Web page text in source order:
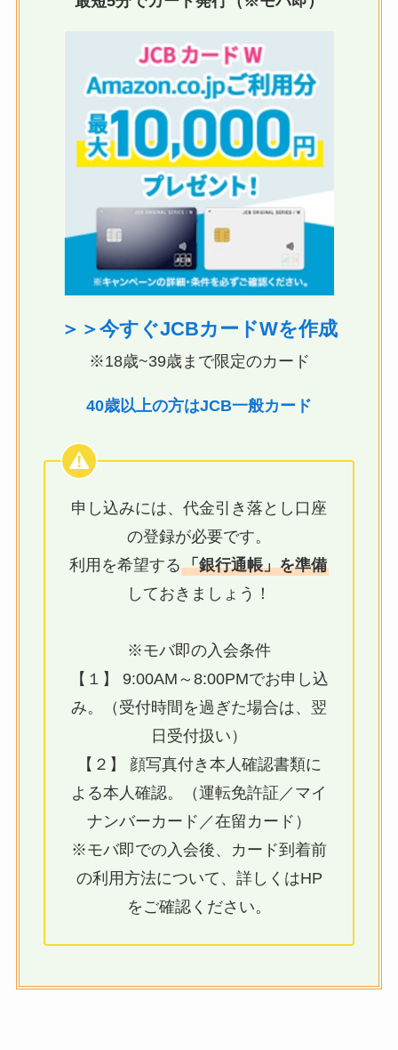
＞＞今すぐJCBカードWを作成
※18歳~39歳まで限定のカード
40歳以上の方はJCB一般カード
申し込みには、代金引き落とし口座
の登録が必要です。
利用を希望する 「銀行通帳」を準備
しておきましょう！
※モバ即の入会条件
【１】 9:00AM～8:00PMでお申し込
み。（受付時間を過ぎた場合は、翌
日受付扱い）
【２】 顔写真付き本人確認書類に
よる本人確認。（運転免許証／マイ
ナンバーカード／在留カード）
※モバ即での入会後、カード到着前
の利用方法について、詳しくはHP
をご確認ください。